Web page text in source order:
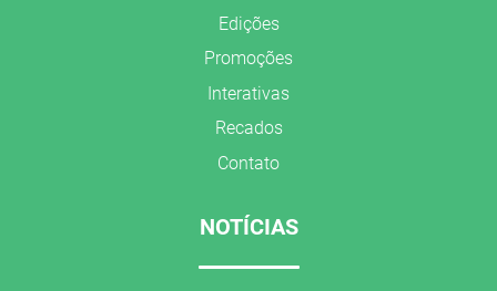
Edições
Promoções
Interativas
Recados
Contato
NOTÍCIAS